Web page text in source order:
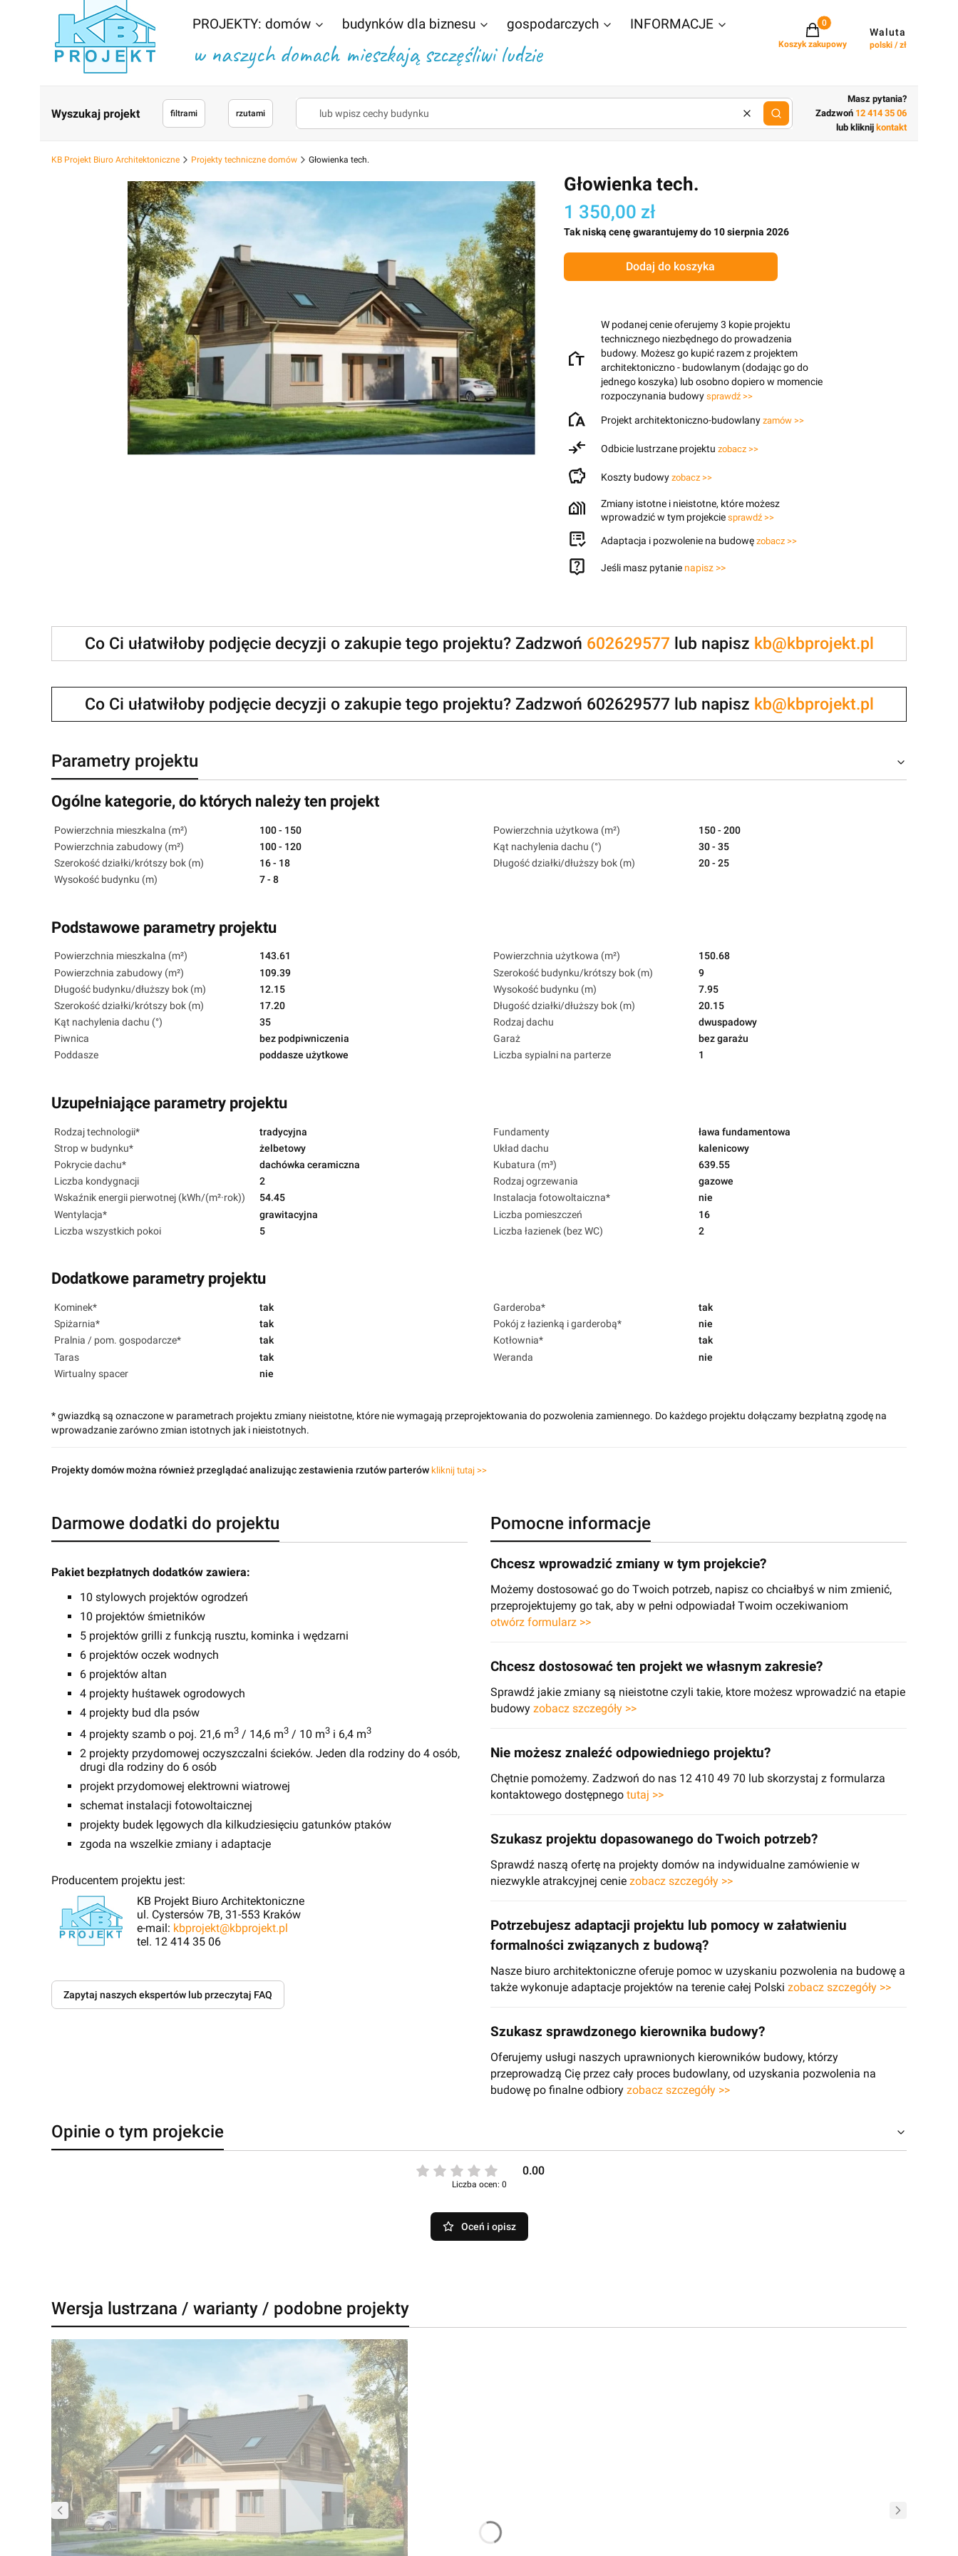
PROJEKTY: domów budynków dla biznesu gospodarczych INFORMACJE
w naszych domach mieszkają szczęśliwi ludzie
Projekty w koszyku: 0. Zobacz
Koszyk zakupowy
Waluta
polski / zł
Wyszukaj projekt filtrami rzutami
Wyczyśćlub wpisz cechy budynku
Masz pytania?
Zadzwoń 12 414 35 06
lub kliknij kontakt
KB Projekt Biuro Architektoniczne Projekty techniczne domów Głowienka tech.
Głowienka tech.
1 350,00 zł
Tak niską cenę gwarantujemy do 10 sierpnia 2026
Dodaj do koszyka
W podanej cenie oferujemy 3 kopie projektu
technicznego niezbędnego do prowadzenia
budowy. Możesz go kupić razem z projektem
architektoniczno - budowlanym (dodając go do
jednego koszyka) lub osobno dopiero w momencie
rozpoczynania budowy sprawdź >>
Projekt architektoniczno-budowlany zamów >>
Odbicie lustrzane projektu zobacz >>
Koszty budowy zobacz >>
Zmiany istotne i nieistotne, które możesz
wprowadzić w tym projekcie sprawdź >>
Adaptacja i pozwolenie na budowę zobacz >>
Jeśli masz pytanie napisz >>
Co Ci ułatwiłoby podjęcie decyzji o zakupie tego projektu? Zadzwoń 602629577lub napisz kb@kbprojekt.pl
Co Ci ułatwiłoby podjęcie decyzji o zakupie tego projektu? Zadzwoń 602629577 lub napisz kb@kbprojekt.pl
Parametry projektu
Ogólne kategorie, do których należy ten projekt
Powierzchnia mieszkalna (m²) 100 - 150 Powierzchnia użytkowa (m²)
150 - 200
Powierzchnia zabudowy (m²)
100 - 120 Kąt nachylenia dachu (°)
30 - 35
Szerokość działki/krótszy bok (m)
16 - 18 Długość działki/dłuższy bok (m)
20 - 25
Wysokość budynku (m)
7 - 8
Podstawowe parametry projektu
Powierzchnia mieszkalna (m²) 143.61 Powierzchnia użytkowa (m²)
150.68
Powierzchnia zabudowy (m²)
109.39 Szerokość budynku/krótszy bok (m)
9
Długość budynku/dłuższy bok (m)
12.15 Wysokość budynku (m)
7.95
Szerokość działki/krótszy bok (m)
17.20 Długość działki/dłuższy bok (m)
20.15
Kąt nachylenia dachu (°)
35 Rodzaj dachu
dwuspadowy
Piwnica
bez podpiwniczenia Garaż
bez garażu
Poddasze
poddasze użytkowe Liczba sypialni na parterze 1
Uzupełniające parametry projektu
Rodzaj technologii* tradycyjna Fundamenty
ława fundamentowa
Strop w budynku*
żelbetowy Układ dachu
kalenicowy
Pokrycie dachu*
dachówka ceramiczna Kubatura (m³)
639.55
Liczba kondygnacji
2 Rodzaj ogrzewania
gazowe
Wskaźnik energii pierwotnej (kWh/(m²·rok))
54.45 Instalacja fotowoltaiczna*
nie
Wentylacja*
grawitacyjna Liczba pomieszczeń
16
Liczba wszystkich pokoi
5 Liczba łazienek (bez WC) 2
Dodatkowe parametry projektu
Kominek* tak Garderoba*
tak
Spiżarnia*
tak Pokój z łazienką i garderobą*
nie
Pralnia / pom. gospodarcze*
tak Kotłownia*
tak
Taras
tak Weranda
nie
Wirtualny spacer
nie
* gwiazdką są oznaczone w parametrach projektu zmiany nieistotne, które nie wymagają przeprojektowania do pozwolenia zamiennego. Do każdego projektu dołączamy bezpłatną zgodę na
wprowadzanie zarówno zmian istotnych jak i nieistotnych.
Projekty domów można również przeglądać analizując zestawienia rzutów parterów kliknij tutaj >>
Darmowe dodatki do projektu
Pakiet bezpłatnych dodatków zawiera:
10 stylowych projektów ogrodzeń
10 projektów śmietników
5 projektów grilli z funkcją rusztu, kominka i wędzarni
6 projektów oczek wodnych
6 projektów altan
4 projekty huśtawek ogrodowych
4 projekty bud dla psów
4 projekty szamb o poj. 21,6 m3 / 14,6 m3 / 10 m3 i 6,4 m3
2 projekty przydomowej oczyszczalni ścieków. Jeden dla rodziny do 4 osób,
drugi dla rodziny do 6 osób
projekt przydomowej elektrowni wiatrowej
schemat instalacji fotowoltaicznej
projekty budek lęgowych dla kilkudziesięciu gatunków ptaków
zgoda na wszelkie zmiany i adaptacje
Producentem projektu jest:
KB Projekt Biuro Architektoniczne
ul. Cystersów 7B, 31-553 Kraków
e-mail: kbprojekt@kbprojekt.pl
tel. 12 414 35 06
Zapytaj naszych ekspertów lub przeczytaj FAQ
Pomocne informacje
Chcesz wprowadzić zmiany w tym projekcie?
Możemy dostosować go do Twoich potrzeb, napisz co chciałbyś w nim zmienić,
przeprojektujemy go tak, aby w pełni odpowiadał Twoim oczekiwaniom
otwórz formularz >>
Chcesz dostosować ten projekt we własnym zakresie?
Sprawdź jakie zmiany są nieistotne czyli takie, ktore możesz wprowadzić na etapie
budowy zobacz szczegóły >>
Nie możesz znaleźć odpowiedniego projektu?
Chętnie pomożemy. Zadzwoń do nas 12 410 49 70 lub skorzystaj z formularza
kontaktowego dostępnego tutaj >>
Szukasz projektu dopasowanego do Twoich potrzeb?
Sprawdź naszą ofertę na projekty domów na indywidualne zamówienie w
niezwykle atrakcyjnej cenie zobacz szczegóły >>
Potrzebujesz adaptacji projektu lub pomocy w załatwieniu
formalności związanych z budową?
Nasze biuro architektoniczne oferuje pomoc w uzyskaniu pozwolenia na budowę a
także wykonuje adaptacje projektów na terenie całej Polski zobacz szczegóły >>
Szukasz sprawdzonego kierownika budowy?
Oferujemy usługi naszych uprawnionych kierowników budowy, którzy
przeprowadzą Cię przez cały proces budowlany, od uzyskania pozwolenia na
budowę po finalne odbiory zobacz szczegóły >>
Opinie o tym projekcie
0.00
Liczba ocen: 0
Oceń i opisz
Wersja lustrzana / warianty / podobne projekty